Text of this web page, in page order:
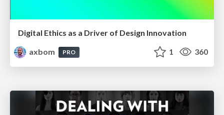
Digital Ethics as a Driver of Design Innovation
axbom
PRO 1 360